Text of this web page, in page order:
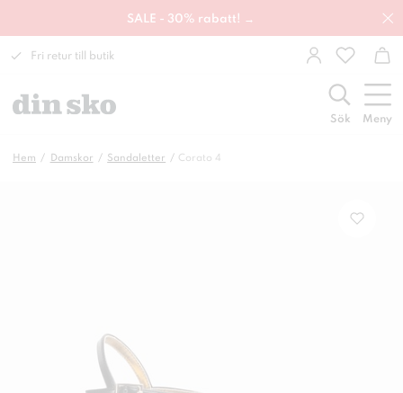
SALE - 30% rabatt! →
Fri retur till butik
Sök Meny
Hem Damskor Sandaletter Corato 4